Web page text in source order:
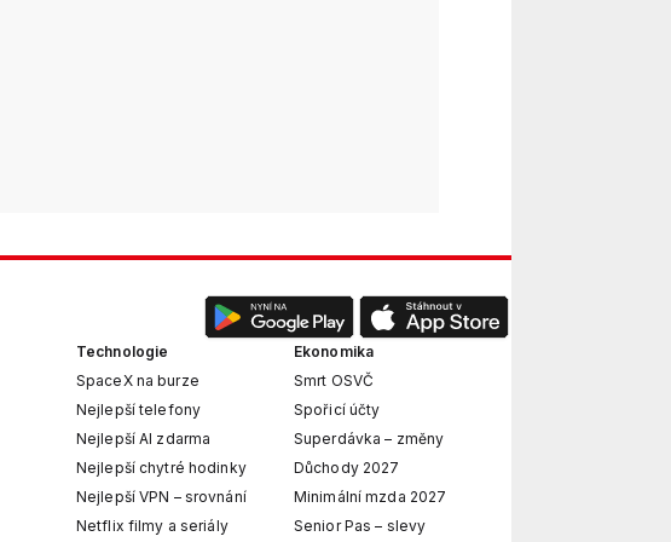
Technologie
SpaceX na burze
Nejlepší telefony
Nejlepší AI zdarma
Nejlepší chytré hodinky
Nejlepší VPN – srovnání
Netflix filmy a seriály
Ekonomika
Smrt OSVČ
Spořicí účty
Superdávka – změny
Důchody 2027
Minimální mzda 2027
Senior Pas – slevy